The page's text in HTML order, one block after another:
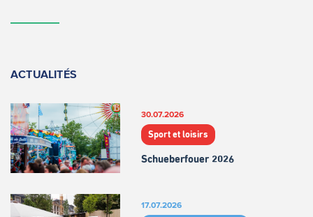
ACTUALITÉS
30.07.2026
Sport et loisirs
Schueberfouer 2026
17.07.2026